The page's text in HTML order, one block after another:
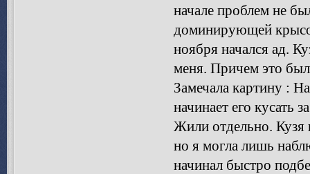
начале проблем не
доминирующей
ноября начался ад.
меня. Причем это
Замечала картину :
начинает его кусать
Жили отдельно. Кузя
но я могла лишь
начинал быстро